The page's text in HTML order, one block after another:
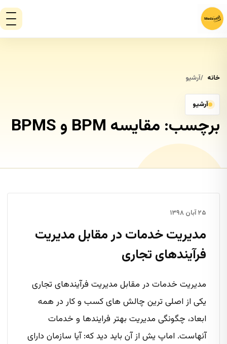
خانه آرشیو
آرشیو
برچسب: مقایسه BPM و BPMS
۲۵ آبان ۱۳۹۸
مدیریت خدمات در مقابل مدیریت
فرآیندهای تجاری
مدیریت خدمات در مقابل مدیریت فرآیندهای تجاری
یکی از اصلی ترین چالش های کسب و کار در همه
ابعاد، چگونگی مدیریت بهتر فرایندها و خدمات
آنهاست. اماپ یش از آن باید دید که: آیا سازمان دارای